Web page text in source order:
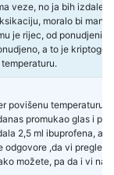
veze, no ja bih
moralo bi
je rijec, od ponudjenih
a to je
povišenu temperaturu
promukao glas i
2,5 ml ibuprofena,
,da vi
možete, pa da i vi